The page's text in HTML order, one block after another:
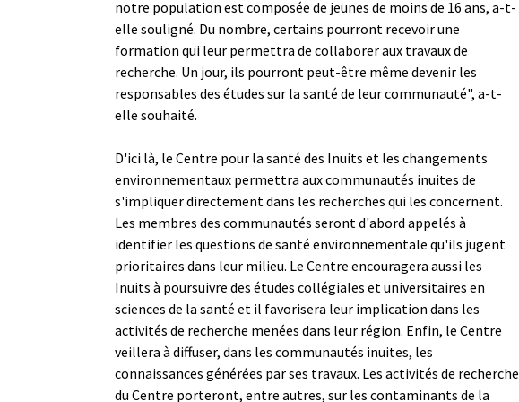
notre population est composée de jeunes de moins de 16 ans, a-t-
elle souligné. Du nombre, certains pourront recevoir une
formation qui leur permettra de collaborer aux travaux de
recherche. Un jour, ils pourront peut-être même devenir les
responsables des études sur la santé de leur communauté", a-t-
elle souhaité.
D'ici là, le Centre pour la santé des Inuits et les changements
environnementaux permettra aux communautés inuites de
s'impliquer directement dans les recherches qui les concernent.
Les membres des communautés seront d'abord appelés à
identifier les questions de santé environnementale qu'ils jugent
prioritaires dans leur milieu. Le Centre encouragera aussi les
Inuits à poursuivre des études collégiales et universitaires en
sciences de la santé et il favorisera leur implication dans les
activités de recherche menées dans leur région. Enfin, le Centre
veillera à diffuser, dans les communautés inuites, les
connaissances générées par ses travaux. Les activités de recherche
du Centre porteront, entre autres, sur les contaminants de la